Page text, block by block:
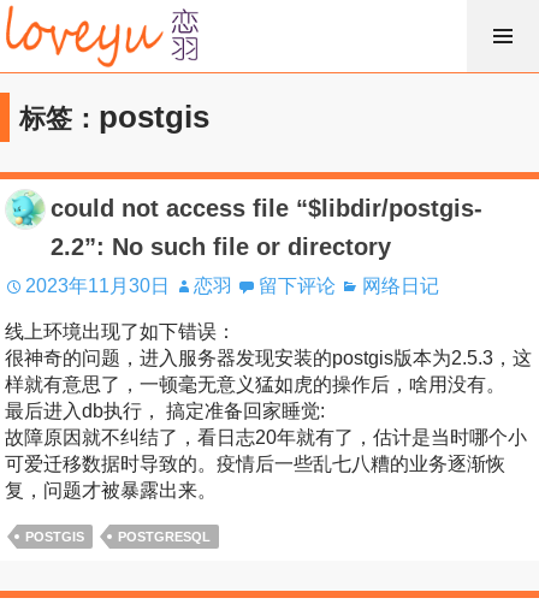
跳
过
内
容标签： postgis
could not access file “$libdir/postgis-
2.2”: No such file or directory
2023年11月30日 恋羽 留下评论 网络日记
线上环境出现了如下错误：
很神奇的问题，进入服务器发现安装的postgis版本为2.5.3，这
样就有意思了，一顿毫无意义猛如虎的操作后，啥用没有。
最后进入db执行， 搞定准备回家睡觉:
故障原因就不纠结了，看日志20年就有了，估计是当时哪个小
可爱迁移数据时导致的。疫情后一些乱七八糟的业务逐渐恢
复，问题才被暴露出来。
POSTGIS POSTGRESQL